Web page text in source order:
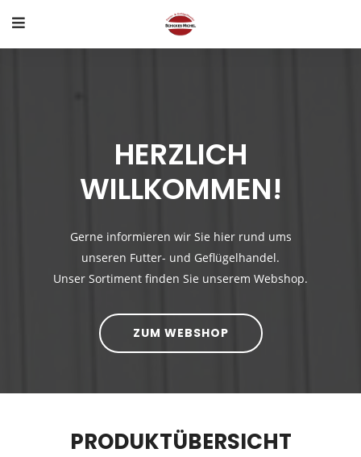
HERZLICH
WILLKOMMEN!
Gerne informieren wir Sie hier rund ums
unseren Futter- und Geflügelhandel.
Unser Sortiment finden Sie unserem Webshop.
ZUM WEBSHOP
PRODUKTÜBERSICHT